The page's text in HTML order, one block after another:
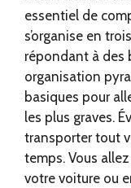
essentiel de
s’organise en
répondant à des
organisation
basiques pour
les plus graves.
transporter tout
temps. Vous
votre voiture ou